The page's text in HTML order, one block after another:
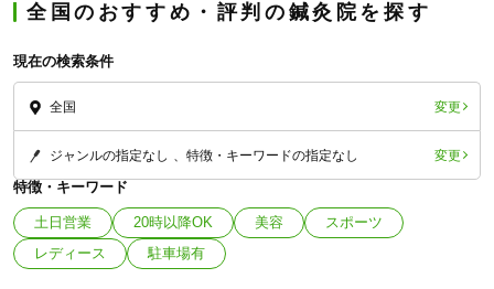
全国のおすすめ・評判の鍼灸院を探す
現在の検索条件
全国 変更
ジャンルの指定なし 特徴・キーワードの指定なし 変更
特徴・キーワード
土日営業 20時以降OK 美容
スポーツ
レディース
駐車場有
「健康にはりを見た」